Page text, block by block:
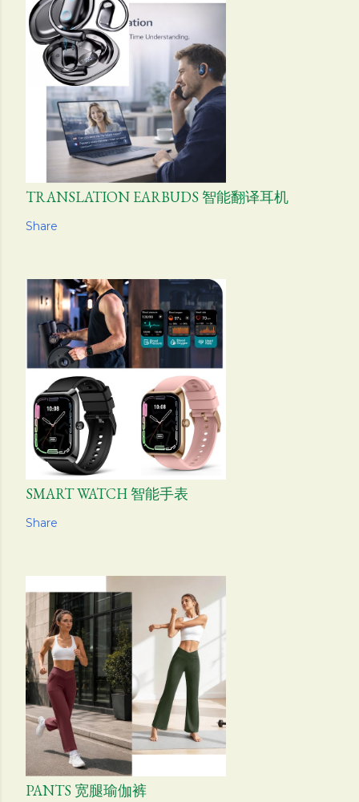
TRANSLATION EARBUDS 智能翻译耳机
Share
SMART WATCH 智能手表
Share
PANTS 宽腿瑜伽裤